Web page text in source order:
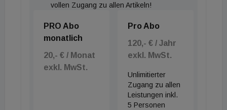
vollen Zugang zu allen Artikeln!
PRO Abo
monatlich
20,- € / Monat
exkl. MwSt.
Pro Abo
120,- € / Jahr
exkl. MwSt.
Unlimitierter
Zugang zu allen
Leistungen inkl.
5 Personen